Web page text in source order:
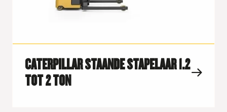
CATERPILLAR STAANDE STAPELAAR 1.2
TOT 2 TON